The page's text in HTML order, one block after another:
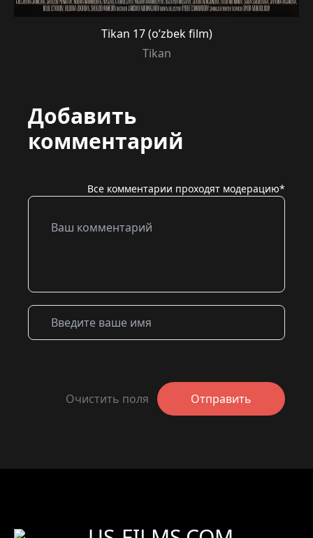
Tikan 17 (o’zbek film)
Tikan
Добавить
комментарий
Все комментарии проходят модерацию*
Очистить поля Отправить